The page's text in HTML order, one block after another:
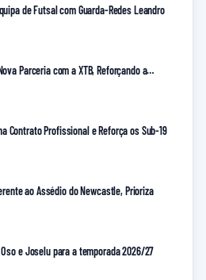
de Futsal com Guarda-Redes Leandro
Parceria com a XTB, Reforçando a…
Contrato Profissional e Reforça os Sub-19
ao Assédio do Newcastle, Prioriza
e Joselu para a temporada 2026/27